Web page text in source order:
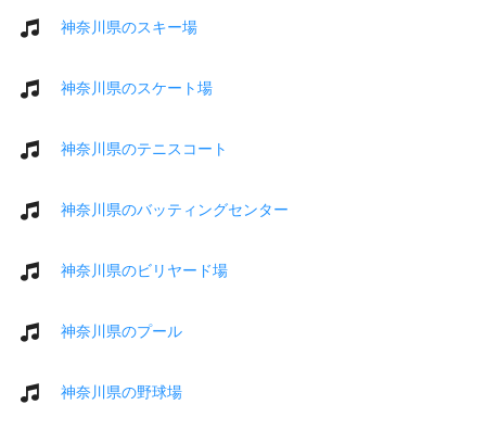
神奈川県のスキー場
神奈川県のスケート場
神奈川県のテニスコート
神奈川県のバッティングセンター
神奈川県のビリヤード場
神奈川県のプール
神奈川県の野球場